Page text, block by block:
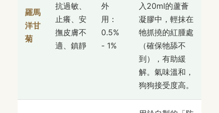
羅馬
洋甘
菊
抗過敏、
止癢、安
撫皮膚不
適、鎮靜
外
用：
0.5%
- 1%
入20ml的蘆薈
凝膠中，輕抹在
牠抓撓的紅腫處
（確保牠舔不
到），有助緩
解。氣味溫和，
狗狗接受度高。